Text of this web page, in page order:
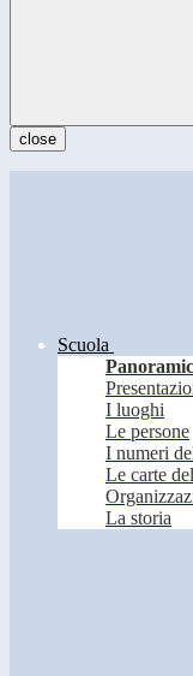
close
Scuola
I luoghi
Le persone
I numeri
Le carte
La storia